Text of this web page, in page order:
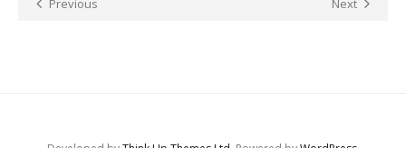
Previous Next